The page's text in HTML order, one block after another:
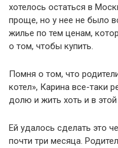
хотелось остаться в
проще, но у нее не было
жилье по тем ценам,
о том, чтобы купить.
Помня о том, что
котел», Карина все-таки
долю и жить хоть и в
Ей удалось сделать это
почти три месяца.